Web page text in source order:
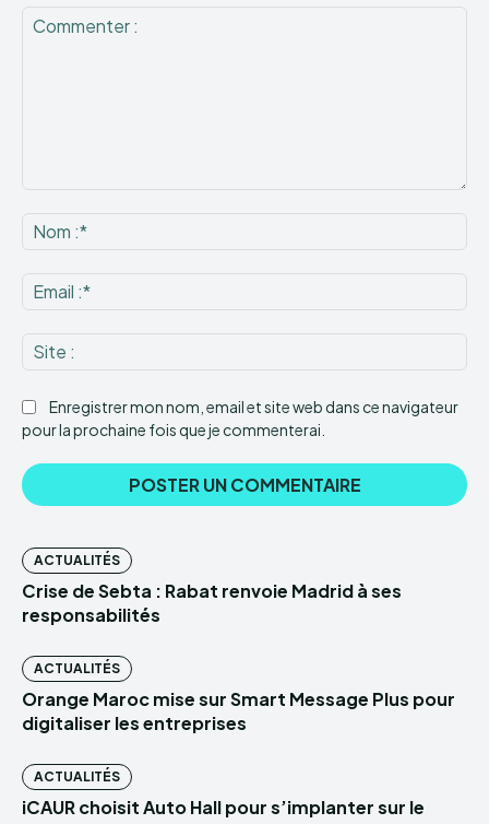
:*
:*
:
Enregistrer mon nom, email et site web dans ce navigateur
pour la prochaine fois que je commenterai.
ACTUALITÉS
Crise de Sebta : Rabat renvoie Madrid à ses
responsabilités
ACTUALITÉS
Orange Maroc mise sur Smart Message Plus pour
digitaliser les entreprises
ACTUALITÉS
iCAUR choisit Auto Hall pour s’implanter sur le